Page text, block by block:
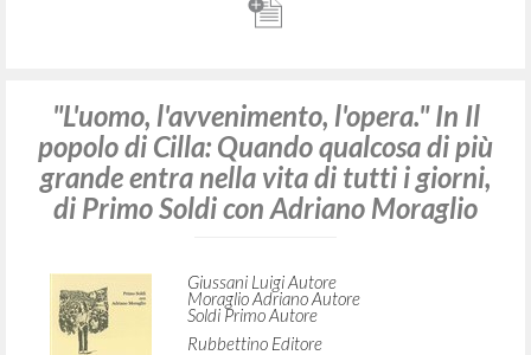
Giussani Luigi Autore
2026
Italiano
Luogo di edizione : Soveria Mannelli
Pagine: 2
ISBN: 978-88-798-8933-8